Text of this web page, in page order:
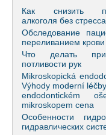
Как снизить
алкоголя без
Обследование
переливанием крови
Что делать
потливости рук
Mikroskopická
Výhody moderní
endodontickém
mikroskopem cena
Особенности
гидравлических